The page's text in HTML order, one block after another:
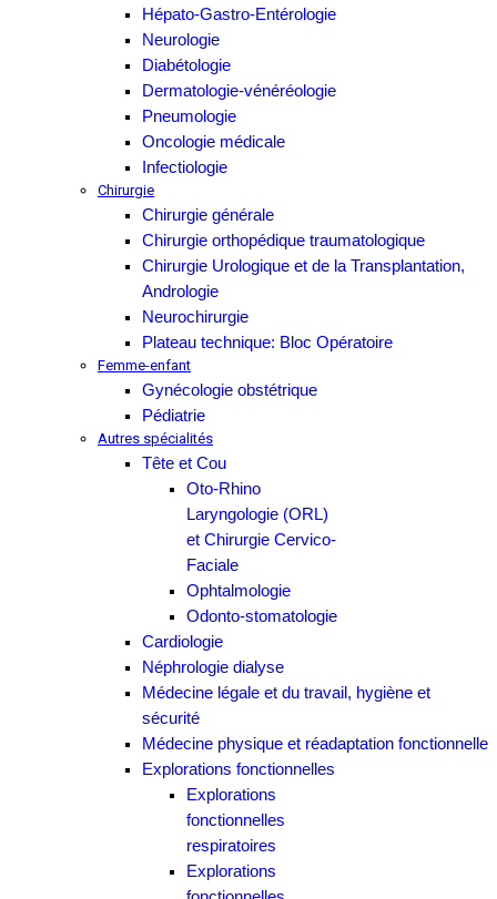
Hépato-Gastro-Entérologie
Neurologie
Diabétologie
Dermatologie-vénéréologie
Pneumologie
Oncologie médicale
Infectiologie
Chirurgie
Chirurgie générale
Chirurgie orthopédique traumatologique
Chirurgie Urologique et de la Transplantation,
Andrologie
Neurochirurgie
Plateau technique: Bloc Opératoire
Femme-enfant
Gynécologie obstétrique
Pédiatrie
Autres spécialités
Tête et Cou
Oto-Rhino
Laryngologie (ORL)
et Chirurgie Cervico-
Faciale
Ophtalmologie
Odonto-stomatologie
Cardiologie
Néphrologie dialyse
Médecine légale et du travail, hygiène et
sécurité
Médecine physique et réadaptation fonctionnelle
Explorations fonctionnelles
Explorations
fonctionnelles
respiratoires
Explorations